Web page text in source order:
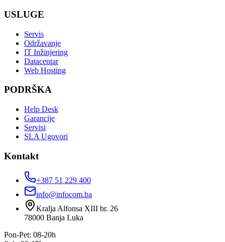
USLUGE
Servis
Održavanje
IT Inžinjering
Datacentar
Web Hosting
PODRŠKA
Help Desk
Garancije
Servisi
SLA Ugovori
Kontakt
+387 51 229 400
info@infocom.ba
Kralja Alfonsa XIII br. 26
78000 Banja Luka
Pon-Pet: 08-20h